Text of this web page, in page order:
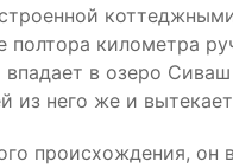
километра
в озеро
него же и
происхождения,